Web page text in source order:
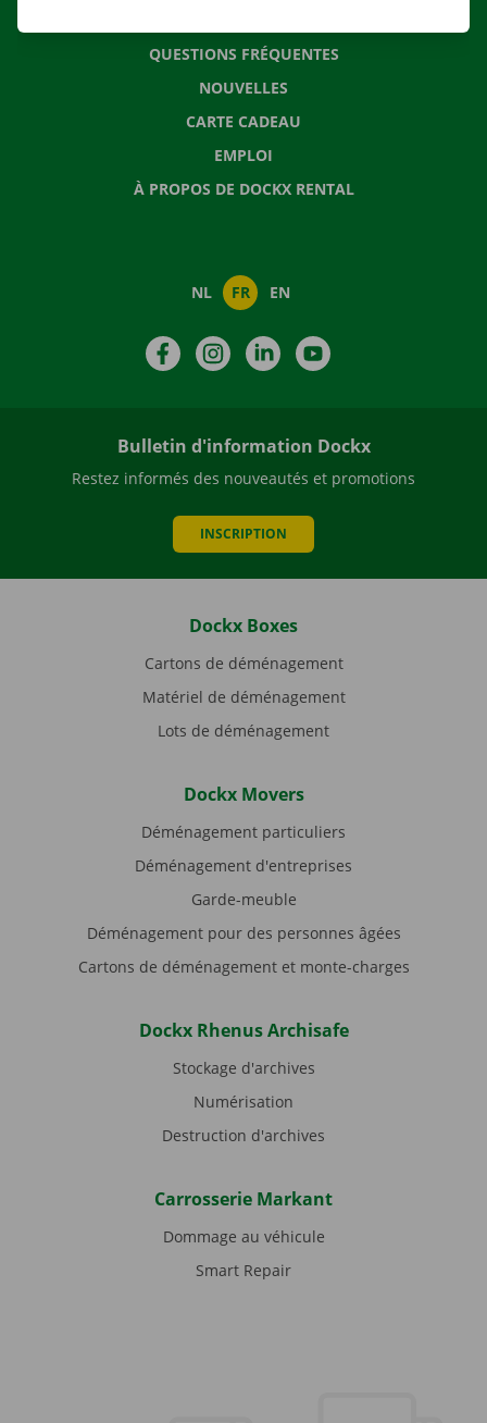
QUESTIONS FRÉQUENTES
NOUVELLES
CARTE CADEAU
EMPLOI
À PROPOS DE DOCKX RENTAL
NL FR EN
FacebookInstagramLinkedIn
Bulletin d'information Dockx
Restez informés des nouveautés et promotions
INSCRIPTION
Dockx Boxes
Cartons de déménagement
Matériel de déménagement
Lots de déménagement
Dockx Movers
Déménagement particuliers
Déménagement d'entreprises
Garde-meuble
Déménagement pour des personnes âgées
Cartons de déménagement et monte-charges
Dockx Rhenus Archisafe
Stockage d'archives
Numérisation
Destruction d'archives
Carrosserie Markant
Dommage au véhicule
Smart Repair